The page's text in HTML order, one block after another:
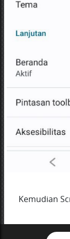
Kemudian